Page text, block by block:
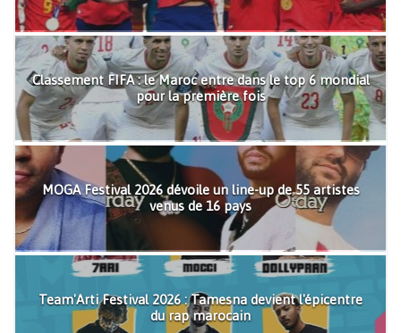
Classement FIFA : le Maroc entre dans le top 6 mondial
pour la première fois
MOGA Festival 2026 dévoile un line-up de 55 artistes
venus de 16 pays
Team'Arti Festival 2026 : Tamesna devient l'épicentre
du rap marocain